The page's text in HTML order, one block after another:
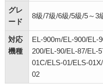
グレ
ード
8級/7級/6級/5級/5～3
対応
機種
EL-900m/EL-900/EL-
200/EL-90/EL-87/EL-
01C/ELS-01/ELS-
02